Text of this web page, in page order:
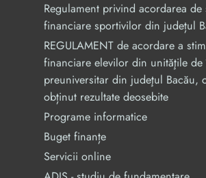
Regulament privind acordarea de
financiare sportivilor din județul
REGULAMENT de acordare a
financiare elevilor din unităţile de
preuniversitar din judeţul Bacău,
obținut rezultate deosebite
Programe informatice
Buget finanțe
Servicii online